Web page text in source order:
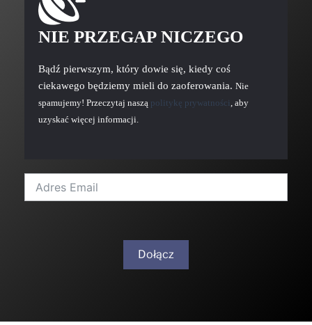
NIE PRZEGAP NICZEGO
Bądź pierwszym, który dowie się, kiedy coś
ciekawego będziemy mieli do zaoferowania. Nie
spamujemy! Przeczytaj naszą politykę prywatności , aby
uzyskać więcej informacji.
Dołącz